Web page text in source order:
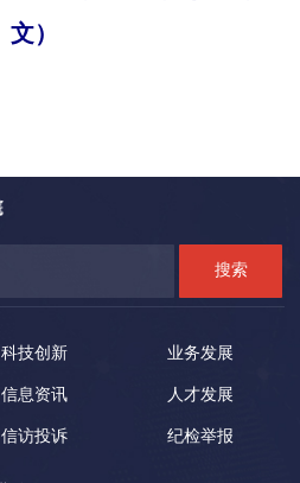
文）
科技创新 业务发展
信息资讯 人才发展
信访投诉 纪检举报